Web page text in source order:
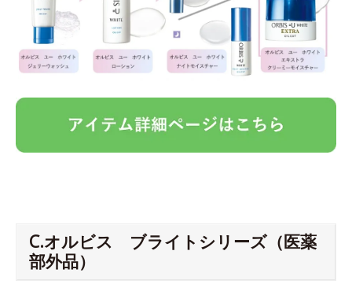
C.オルビス ブライトシリーズ（医薬
部外品）